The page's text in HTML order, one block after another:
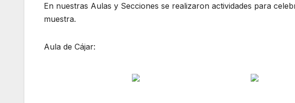
En nuestras Aulas y Secciones se realizaron actividades para
muestra.
Aula de Cájar: